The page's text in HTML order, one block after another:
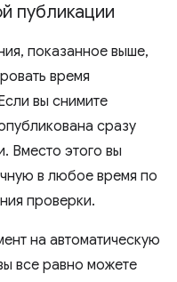
публикации
показанное выше,
время
вы снимите
сразу
Вместо этого вы
в любое время по
проверки.
на автоматическую
все равно можете